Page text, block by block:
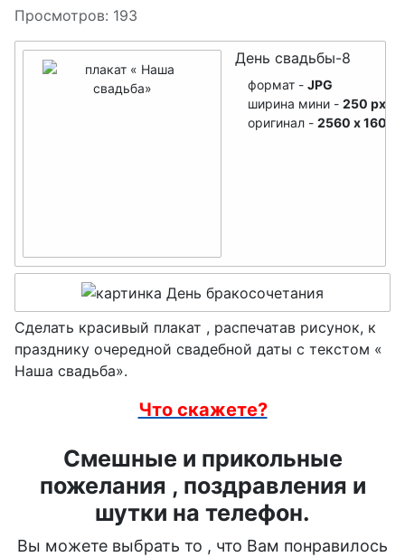
День ВМФ
День Знаний
День танкиста
Просмотров: 193
День свадьбы-8
формат - JPG
ширина мини - 250 px
оригинал - 2560 x 1600
Сделать красивый плакат , распечатав рисунок, к
празднику очередной свадебной даты с текстом «
Наша свадьба».
Что скажете?
Смешные и прикольные
пожелания , поздравления и
шутки на телефон.
Вы можете выбрать то , что Вам понравилось